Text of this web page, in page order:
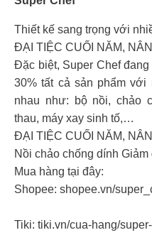
Thiết kế sang trọng với
ĐẠI TIỆC CUỐI NĂM,
Đặc biệt, Super Chef
30% tất cả sản phẩm với
nhau như: bộ nồi, chảo
thau, máy xay sinh tố,…
ĐẠI TIỆC CUỐI NĂM,
Nồi chảo chống dính
Mua hàng tại đây:
Shopee: shopee.vn/
Tiki: tiki.vn/cua-hang/